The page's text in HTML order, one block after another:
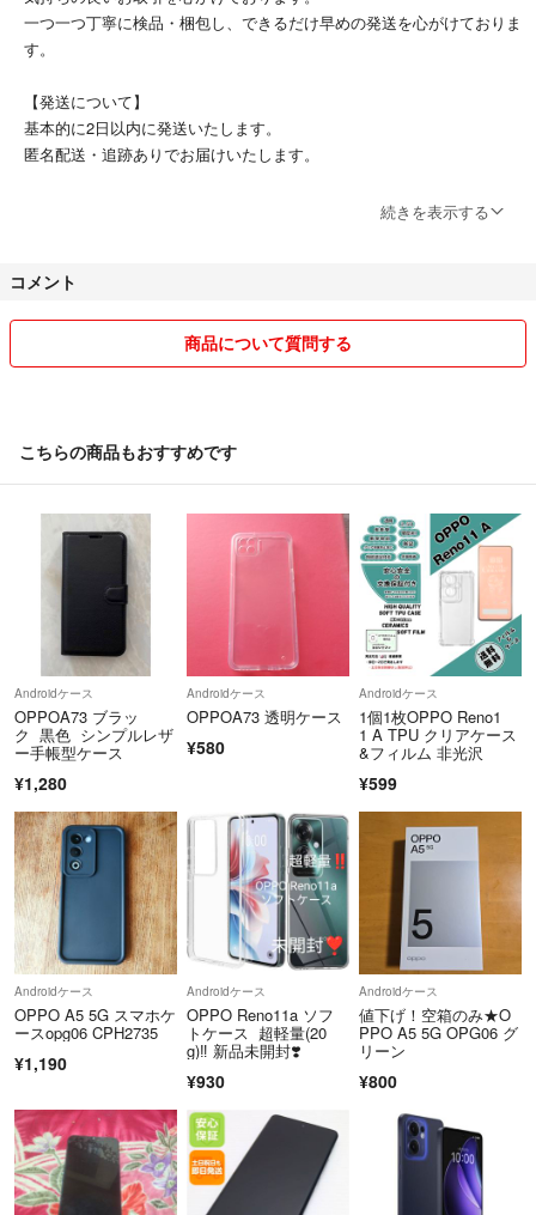
oppoa73
一つ一つ丁寧に検品・梱包し、できるだけ早めの発送を心がけておりま
す。
【発送について】
基本的に2日以内に発送いたします。
匿名配送・追跡ありでお届けいたします。
【商品について】
場合がございます。あらかじめご了承ください。
万が一、誤出荷や商品不備、配送中の破損などがございましたら、評価
前にご連絡ください。誠意をもって対応させていただきます。
最後まで責任をもって対応いたします。
どうぞよろしくお願いいたします。
続きを表示する
コメント
商品について質問する
こちらの商品もおすすめです
Androidケース
OPPOA73 ブラッ
ク 黒色 シンプルレザ
ー手帳型ケース
¥1,280
Androidケース
OPPOA73 透明ケース
¥580
Androidケース
1個1枚OPPO Reno1
1 A TPU クリアケース
&フィルム 非光沢
¥599
Androidケース
OPPO A5 5G スマホケ
ースopg06 CPH2735
¥1,190
Androidケース
OPPO Reno11a ソフ
トケース 超軽量(20
g)‼️ 新品未開封❣️
¥930
Androidケース
値下げ！空箱のみ★O
PPO A5 5G OPG06 グ
リーン
¥800